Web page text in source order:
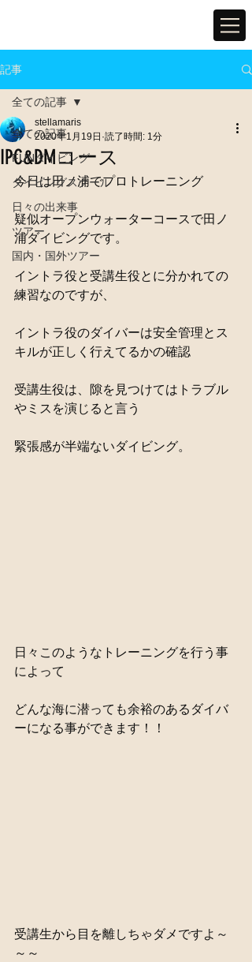
記事
全ての記事
FUNダイビング
ダイビングスクール
日々の出来事
ツアー
国内・国外ツアー
全ての記事
IPC&DMコース
stellamaris
2020年1月19日 読了時間: 1分
今日は田ノ浦でプロトレーニング
疑似オープンウォーターコースで田ノ
浦ダイビングです。
イントラ役と受講生役とに分かれての
練習なのですが、
イントラ役のダイバーは安全管理とス
キルが正しく行えてるかの確認
受講生役は、隙を見つけてはトラブル
やミスを演じると言う
緊張感が半端ないダイビング。
日々このようなトレーニングを行う事
によって
どんな海に潜っても余裕のあるダイバ
ーになる事ができます！！
受講生から目を離しちゃダメですよ～
～～